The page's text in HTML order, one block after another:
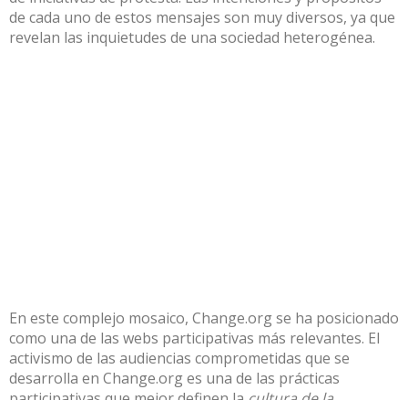
de cada uno de estos mensajes son muy diversos, ya que
revelan las inquietudes de una sociedad heterogénea.
En este complejo mosaico, Change.org se ha posicionado
como una de las webs participativas más relevantes. El
activismo de las audiencias comprometidas que se
desarrolla en Change.org es una de las prácticas